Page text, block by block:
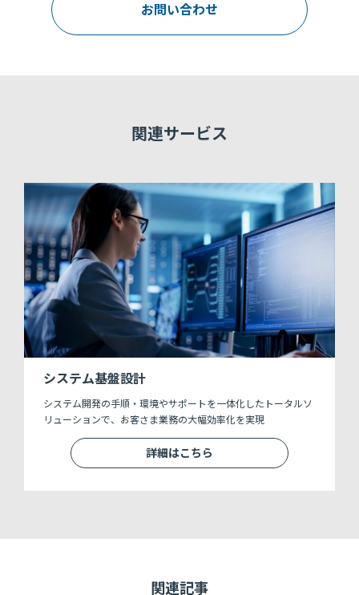
関連記事
関連サービス
システム基盤設計
システム開発の手順・環境やサポートを一体化したトータルソ
リューションで、お客さま業務の大幅効率化を実現
詳細はこちら
お問い合わせ